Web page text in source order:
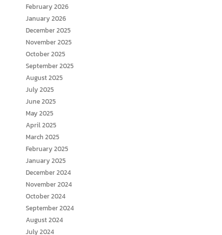
February 2026
January 2026
December 2025
November 2025
October 2025
September 2025
August 2025
July 2025
June 2025
May 2025
April 2025
March 2025
February 2025
January 2025
December 2024
November 2024
October 2024
September 2024
August 2024
July 2024